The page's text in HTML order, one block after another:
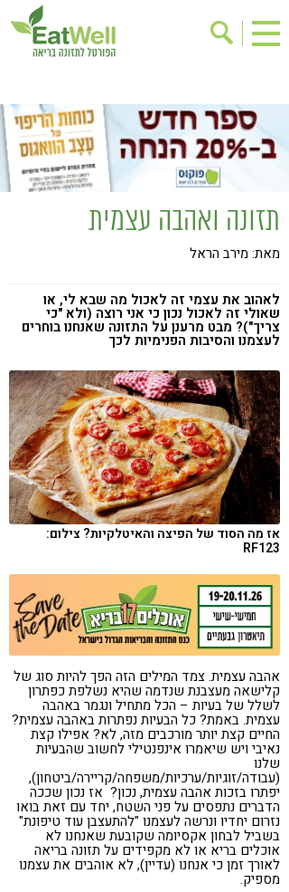
בישול בריא
אינדקס עסקים
ריפוי ומניעת מחלות
בריאות האישה
מתכוני בריאות
אירועים
שינוי תזונתי
גישות בתזונה
ניקוי רעלים
מזונות על
ילדים
תזונה וספורט
רגישות לגלוטן
טעים להכיר
קורונה
טבעונות
תזונה ואהבה עצמית
מאת: מירב הראל
לאהוב את עצמי זה לאכול מה שבא לי, או
שאולי זה לאכול נכון כי אני רוצה (ולא "כי
צריך")? מבט מרענן על התזונה שאנחנו בוחרים
לעצמנו והסיבות הפנימיות לכך
אז מה הסוד של הפיצה והאיטלקיות? צילום:
RF123
אהבה עצמית. צמד המילים הזה הפך להיות סוג של
קלישאה מעצבנת שנדמה שהיא נשלפת כפתרון
לשלל של בעיות – הכל מתחיל ונגמר באהבה
עצמית. באמת? כל הבעיות נפתרות באהבה עצמית?
החיים קצת יותר מורכבים מזה, לא? אפילו קצת
נאיבי ויש שיאמרו אינפנטילי לחשוב שהבעיות
שלנו
(עבודה/זוגיות/ערכיות/משפחה/קריירה/ביטחון),
יפתרו בזכות אהבה עצמית, נכון? אז נכון שככה
הדברים נתפסים על פני השטח, יחד עם זאת בואו
נזרום יחדיו ונרשה לעצמנו "להתעצבן עוד טיפונת"
בשביל לבחון אקסיומה שקובעת שאנחנו לא
אוכלים בריא או לא מקפידים על תזונה בריאה
לאורך זמן כי אנחנו (עדיין), לא אוהבים את עצמנו
מספיק.